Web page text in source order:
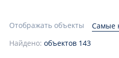
Отображать объекты Самые
Найдено: объектов 143